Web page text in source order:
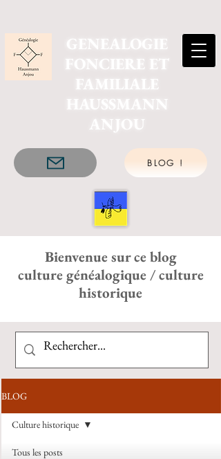
GENEALOGIE
FONCIERE ET
FAMILIALE
HAUSSMANN
ANJOU
BLOG !
Bienvenue sur ce blog
culture généalogique / culture
historique
BLOG
Tous les posts
Culture historique